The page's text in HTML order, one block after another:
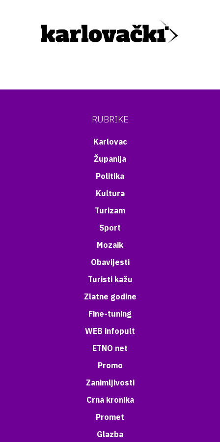
RUBRIKE
Karlovac
Županija
Politika
Kultura
Turizam
Sport
Mozaik
Obavijesti
Turisti kažu
Zlatne godine
Fine-tuning
WEB infopult
ETNO net
Promo
Zanimljivosti
Crna kronika
Promet
Glazba